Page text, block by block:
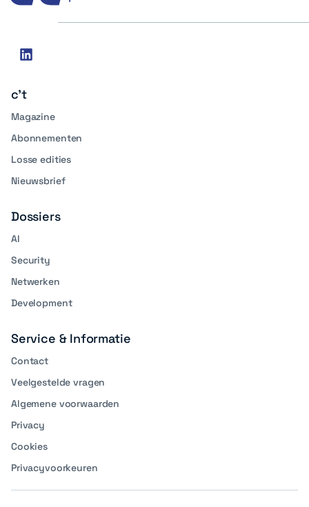
Social
linkedin
c't
Magazine
Abonnementen
Losse edities
Nieuwsbrief
Dossiers
AI
Security
Netwerken
Development
Service & Informatie
Contact
Veelgestelde vragen
Algemene voorwaarden
Privacy
Cookies
Privacyvoorkeuren